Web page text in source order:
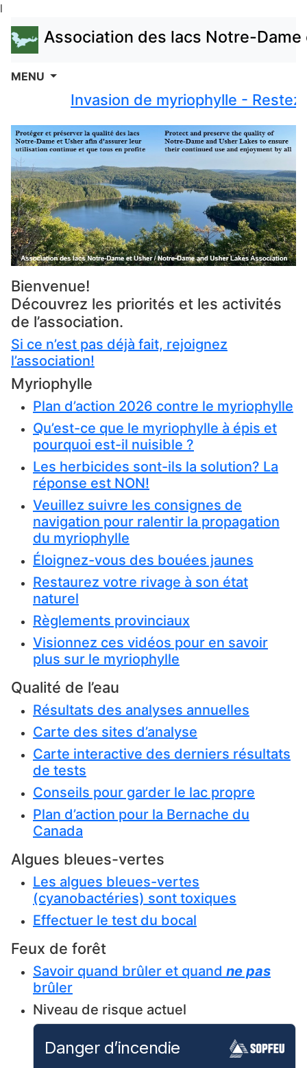
l
Association des lacs Notre-Dame
MENU
Invasion de myriophylle - Restez
Bienvenue!
Découvrez les priorités et les activités
de l’association.
Si ce n’est pas déjà fait, rejoignez
l’association!
Myriophylle
Plan d’action 2026 contre le myriophylle
Qu’est-ce que le myriophylle à épis et
pourquoi est-il nuisible ?
Les herbicides sont-ils la solution? La
réponse est NON!
Veuillez suivre les consignes de
navigation pour ralentir la propagation
du myriophylle
Éloignez-vous des bouées jaunes
Restaurez votre rivage à son état
naturel
Règlements provinciaux
Visionnez ces vidéos pour en savoir
plus sur le myriophylle
Qualité de l’eau
Résultats des analyses annuelles
Carte des sites d’analyse
Carte interactive des derniers résultats
de tests
Conseils pour garder le lac propre
Plan d’action pour la Bernache du
Canada
Algues bleues-vertes
Les algues bleues-vertes
(cyanobactéries) sont toxiques
Effectuer le test du bocal
Feux de forêt
Savoir quand brûler et quand ne pas
brûler
Niveau de risque actuel
Danger d’incendie